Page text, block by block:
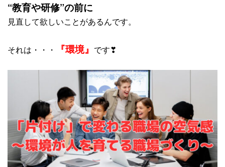
“教育や研修”の前に
見直して欲しいことがあるんです。
それは・・・ 『環境』 です❣